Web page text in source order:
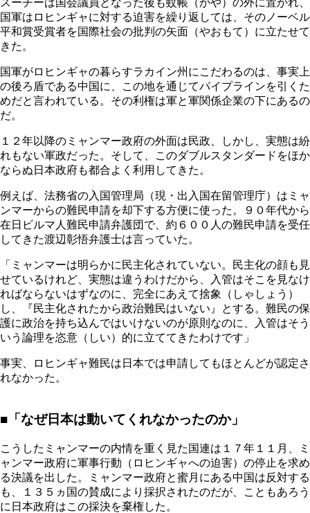
スーチーは国会議員となった後も蚊帳（かや）の外に置かれ、
国軍はロヒンギャに対する迫害を繰り返しては、そのノーベル
平和賞受賞者を国際社会の批判の矢面（やおもて）に立たせて
きた。
国軍がロヒンギャの暮らすラカイン州にこだわるのは、事実上
の後ろ盾である中国に、この地を通じてパイプラインを引くた
めだと言われている。その利権は軍と軍関係企業の下にあるの
だ。
１２年以降のミャンマー政府の外面は民政、しかし、実態は紛
れもない軍政だった。そして、このダブルスタンダードをほか
ならぬ日本政府も都合よく利用してきた。
例えば、法務省の入国管理局（現・出入国在留管理庁）はミャ
ンマーからの難民申請を却下する方便に使った。９０年代から
在日ビルマ人難民申請弁護団で、約６００人の難民申請を受任
してきた渡辺彰悟弁護士は言っていた。
「ミャンマーは明らかに民主化されていない。民主化の顔も見
せているけれど、実態は違うわけだから、入管はそこを見なけ
ればならないはずなのに、完全にあえて捨象（しゃしょう）
し、『民主化されたから政治難民はいない』とする。難民の保
護に政治を持ち込んではいけないのが原則なのに、入管はそう
いう論理を恣意（しい）的に立ててきたわけです」
事実、ロヒンギャ難民は日本では申請してもほとんどが認定さ
れなかった。
■「なぜ日本は動いてくれなかったのか」
こうしたミャンマーの内情を重く見た国連は１７年１１月、ミ
ャンマー政府に軍事行動（ロヒンギャへの迫害）の停止を求め
る決議を出した。ミャンマー政府と蜜月にある中国は反対する
も、１３５ヵ国の賛成により採択されたのだが、こともあろう
に日本政府はこの採決を棄権した。